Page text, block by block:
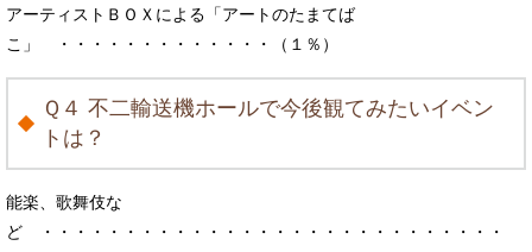
アーティストＢＯＸによる「アートのたまてば
こ」 ・・・・・・・・・・・・・（１％）
Ｑ４ 不二輸送機ホールで今後観てみたいイベン
トは？
能楽、歌舞伎な
ど ・・・・・・・・・・・・・・・・・・・・・・・・・・・・